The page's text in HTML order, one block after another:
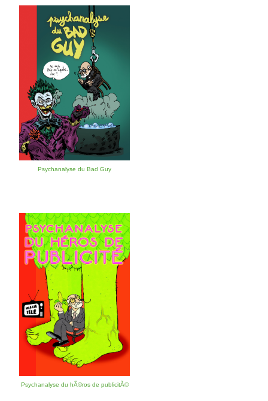
Psychanalyse du Bad Guy
Psychanalyse du hÃ©ros de publicitÃ©